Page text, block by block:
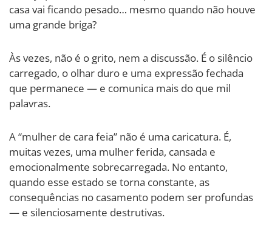
casa vai ficando pesado… mesmo quando não houve
uma grande briga?
Às vezes, não é o grito, nem a discussão. É o silêncio
carregado, o olhar duro e uma expressão fechada
que permanece — e comunica mais do que mil
palavras.
A “mulher de cara feia” não é uma caricatura. É,
muitas vezes, uma mulher ferida, cansada e
emocionalmente sobrecarregada. No entanto,
quando esse estado se torna constante, as
consequências no casamento podem ser profundas
— e silenciosamente destrutivas.